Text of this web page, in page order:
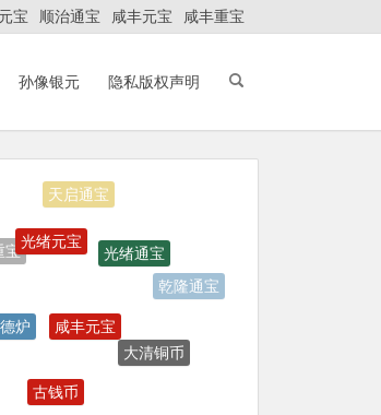
宝 顺治通宝 咸丰元宝 咸丰重宝
孙像银元 隐私版权声明
天启通宝
光绪元宝
光绪通宝
乾隆通宝
炉
咸丰元宝
大清铜币
古钱币